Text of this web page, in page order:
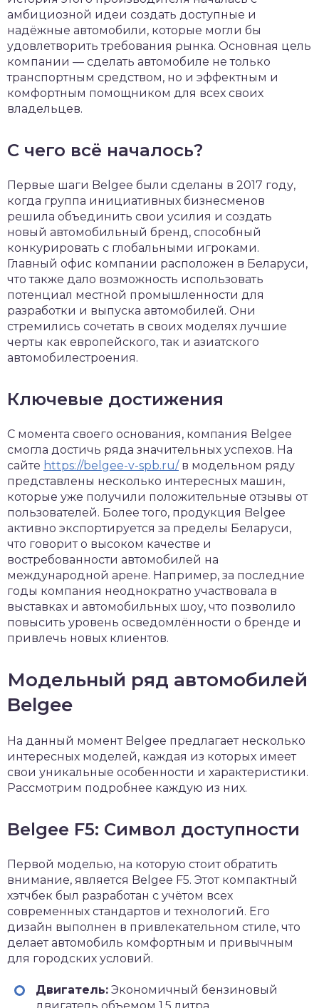
амбициозной идеи создать доступные и
надёжные автомобили, которые могли бы
удовлетворить требования рынка. Основная цель
компании — сделать автомобиле не только
транспортным средством, но и эффектным и
комфортным помощником для всех своих
владельцев.
С чего всё началось?
Первые шаги Belgee были сделаны в 2017 году,
когда группа инициативных бизнесменов
решила объединить свои усилия и создать
новый автомобильный бренд, способный
конкурировать с глобальными игроками.
Главный офис компании расположен в Беларуси,
что также дало возможность использовать
потенциал местной промышленности для
разработки и выпуска автомобилей. Они
стремились сочетать в своих моделях лучшие
черты как европейского, так и азиатского
автомобилестроения.
Ключевые достижения
С момента своего основания, компания Belgee
смогла достичь ряда значительных успехов. На
сайте https://belgee-v-spb.ru/в модельном ряду
представлены несколько интересных машин,
которые уже получили положительные отзывы от
пользователей. Более того, продукция Belgee
активно экспортируется за пределы Беларуси,
что говорит о высоком качестве и
востребованности автомобилей на
международной арене. Например, за последние
годы компания неоднократно участвовала в
выставках и автомобильных шоу, что позволило
повысить уровень осведомлённости о бренде и
привлечь новых клиентов.
Модельный ряд автомобилей
Belgee
На данный момент Belgee предлагает несколько
интересных моделей, каждая из которых имеет
свои уникальные особенности и характеристики.
Рассмотрим подробнее каждую из них.
Belgee F5: Символ доступности
Первой моделью, на которую стоит обратить
внимание, является Belgee F5. Этот компактный
хэтчбек был разработан с учётом всех
современных стандартов и технологий. Его
дизайн выполнен в привлекательном стиле, что
делает автомобиль комфортным и привычным
для городских условий.
Двигатель: Экономичный бензиновый